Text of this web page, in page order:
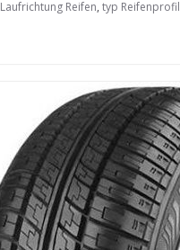
Laufrichtung Reifen, typ Reifenprofil